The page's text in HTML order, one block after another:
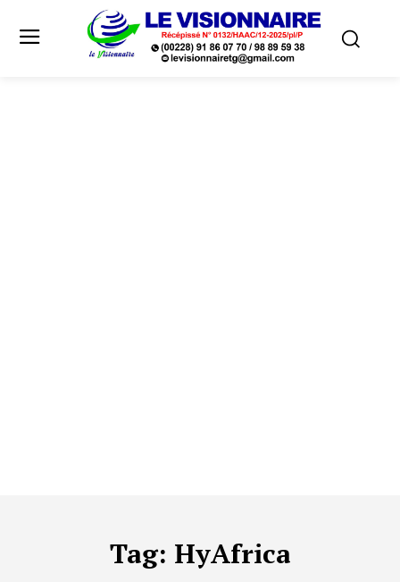
Tag: HyAfrica